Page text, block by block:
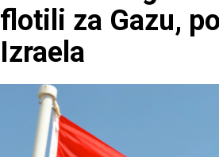
flotili za Gazu,
Izraela